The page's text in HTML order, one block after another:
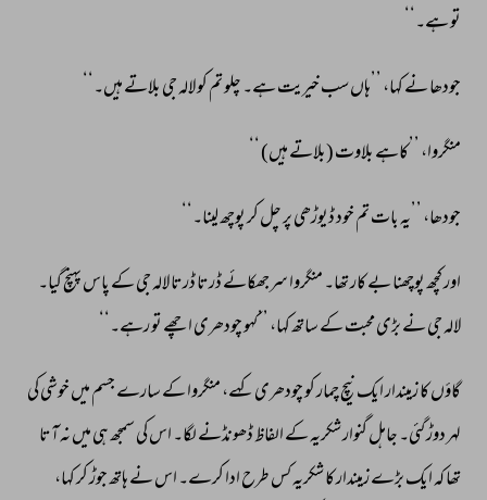
تو ہے۔‘‘
جودھا نے کہا، ’’ہاں سب خیریت ہے۔ چلو تم کو لالہ جی بلاتے ہیں۔‘‘
منگروا، ’’کاہے بلاوت (بلاتے ہیں)
جودھا، ’’یہ بات تم خود ڈیوڑھی پر چل کر پوچھ لینا۔‘‘
اور کچھ پوچھنا بے کار تھا۔ منگروا سرجھکائے ڈرتا ڈرتا لالہ جی کے پاس پہنچ گیا۔
لالہ جی نے بڑی محبت کے ساتھ کہا، ’’کہو چودھری اچھے تو رہے۔‘‘
گاؤں کا زمیندار ایک نیچ چمار کو چودھری کہے، منگروا کے سارے جسم میں خوشی کی
لہر دوڑ گئی۔ جاہل گنوار شکریہ کے الفاظ ڈھونڈنے لگا۔ اس کی سمجھ ہی میں نہ آتا
تھا کہ ایک بڑے زمیندار کا شکریہ کس طرح ادا کرے۔ اس نے ہاتھ جوڑ کر کہا،